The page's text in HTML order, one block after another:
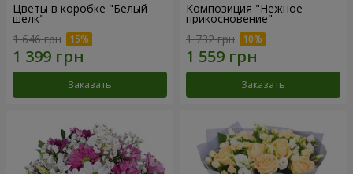
Цветы в коробке "Белый
шелк"
1 646 грн
Заказать
Композиция "Нежное
прикосновение"
1 732 грн
Заказать